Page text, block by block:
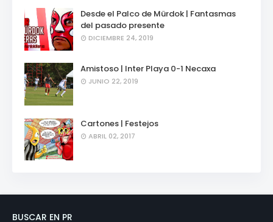
Desde el Palco de Mürdok | Fantasmas
del pasado presente
DICIEMBRE 24, 2019
Amistoso | Inter Playa 0-1 Necaxa
JUNIO 22, 2019
Cartones | Festejos
ABRIL 02, 2017
BUSCAR EN PR